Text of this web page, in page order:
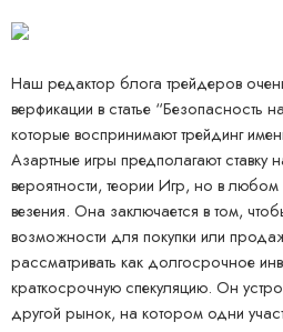
Наш редактор блога трейдеров
верфикации в статье “Безопасность
которые воспринимают трейдинг
Азартные игры предполагают ставку
вероятности, теории Игр, но в
везения. Она заключается в том,
возможности для покупки или
рассматривать как долгосрочное
краткосрочную спекуляцию. Он
другой рынок, на котором одни